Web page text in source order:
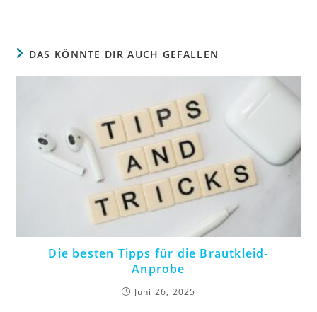
DAS KÖNNTE DIR AUCH GEFALLEN
Die besten Tipps für die Brautkleid-
Anprobe
Juni 26, 2025